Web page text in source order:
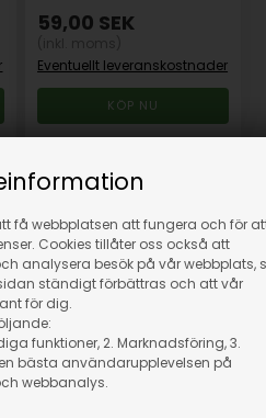
få webbplatsen att fungera och för
Cookies tillåter oss också att
analysera besök på vår webbplats,
ständigt förbättras och att vår
för dig.
funktioner, 2. Marknadsföring, 3.
bästa användarupplevelsen på
webbanalys.
59,00 SEK
Eventuellt leveranskostnader